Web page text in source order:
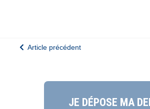
Article précédent
JE DÉPOSE MA